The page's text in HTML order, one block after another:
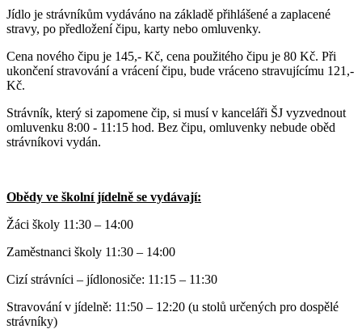
Jídlo je strávníkům vydáváno na základě přihlášené a zaplacené
stravy, po předložení čipu, karty nebo omluvenky.
Cena nového čipu je 145,- Kč, cena použitého čipu je 80 Kč. Při
ukončení stravování a vrácení čipu, bude vráceno stravujícímu 121,-
Kč.
Strávník, který si zapomene čip, si musí v kanceláři ŠJ vyzvednout
omluvenku 8:00 - 11:15 hod. Bez čipu, omluvenky nebude oběd
strávníkovi vydán.
Obědy ve školní jídelně se vydávají:
Žáci školy 11:30 – 14:00
Zaměstnanci školy 11:30 – 14:00
Cizí strávníci – jídlonosiče: 11:15 – 11:30
Stravování v jídelně: 11:50 – 12:20 (u stolů určených pro dospělé
strávníky)